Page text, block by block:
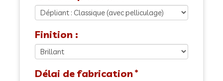
Finition :
Délai de fabrication